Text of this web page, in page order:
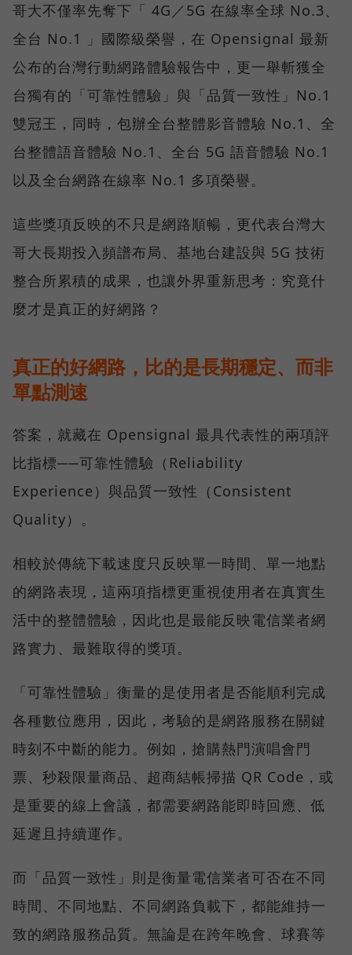
哥大不僅率先奪下「 4G／5G 在線率全球 No.3、
全台 No.1 」國際級榮譽，在 Opensignal 最新
公布的台灣行動網路體驗報告中，更一舉斬獲全
台獨有的「可靠性體驗」與「品質一致性」No.1
雙冠王，同時，包辦全台整體影音體驗 No.1、全
台整體語音體驗 No.1、全台 5G 語音體驗 No.1
以及全台網路在線率 No.1 多項榮譽。
這些獎項反映的不只是網路順暢，更代表台灣大
哥大長期投入頻譜布局、基地台建設與 5G 技術
整合所累積的成果，也讓外界重新思考：究竟什
麼才是真正的好網路？
真正的好網路，比的是長期穩定、而非
單點測速
答案，就藏在 Opensignal 最具代表性的兩項評
比指標──可靠性體驗（Reliability
Experience）與品質一致性（Consistent
Quality）。
相較於傳統下載速度只反映單一時間、單一地點
的網路表現，這兩項指標更重視使用者在真實生
活中的整體體驗，因此也是最能反映電信業者網
路實力、最難取得的獎項。
「可靠性體驗」衡量的是使用者是否能順利完成
各種數位應用，因此，考驗的是網路服務在關鍵
時刻不中斷的能力。例如，搶購熱門演唱會門
票、秒殺限量商品、超商結帳掃描 QR Code，或
是重要的線上會議，都需要網路能即時回應、低
延遲且持續運作。
而「品質一致性」則是衡量電信業者可否在不同
時間、不同地點、不同網路負載下，都能維持一
致的網路服務品質。無論是在跨年晚會、球賽等